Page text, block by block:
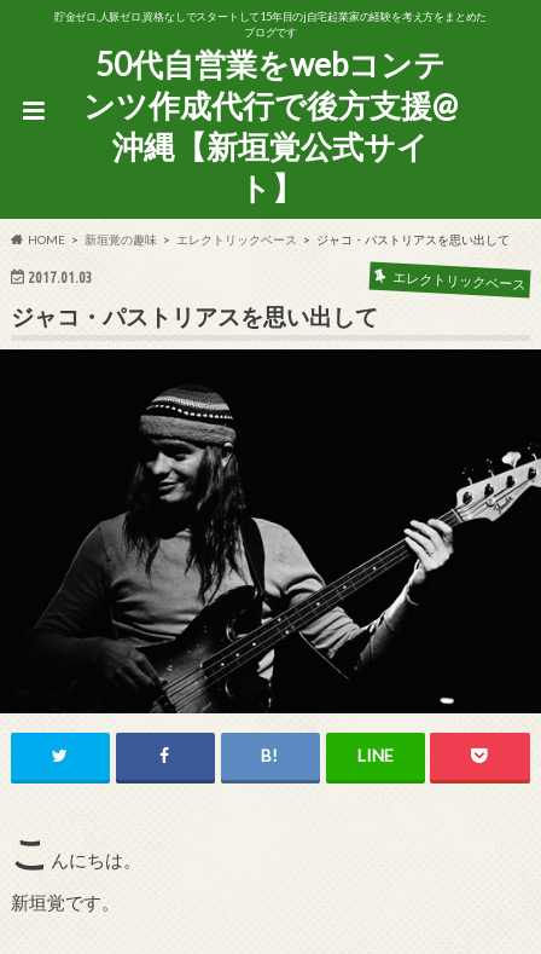
貯金ゼロ,人脈ゼロ,資格なしでスタートして15年目のj自宅起業家の経験を考え方をまとめた
ブログです
50代自営業をwebコンテ
ンツ作成代行で後方支援@
沖縄【新垣覚公式サイ
ト】
HOME 新垣覚の趣味 エレクトリックベース ジャコ・パストリアスを思い出して
2017.01.03 エレクトリックベース
ジャコ・パストリアスを思い出して
こ んにちは。
新垣覚です。